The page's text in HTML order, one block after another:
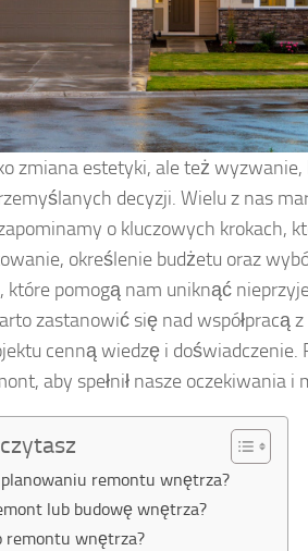
zmiana estetyki, ale też
decyzji. Wielu z nas
o kluczowych krokach,
określenie budżetu oraz
które pomogą nam uniknąć
zastanowić się nad współpracą
cenną wiedzę i doświadczenie.
aby spełnił nasze oczekiwania i
remontu wnętrza?
lub budowę wnętrza?
remontu wnętrza?